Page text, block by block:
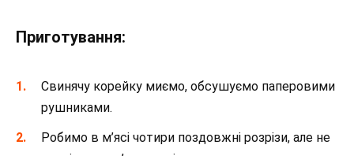
Приготування:
Свинячу корейку миємо, обсушуємо паперовими
рушниками.
Робимо в м’ясі чотири поздовжні розрізи, але не